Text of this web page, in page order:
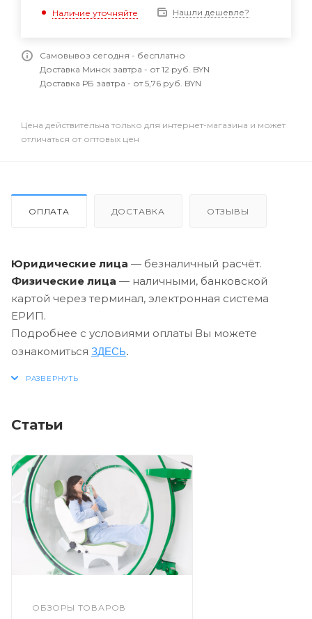
Наличие уточняйте Нашли дешевле?
Самовывоз сегодня - бесплатно
Доставка Минск завтра - от 12 руб. BYN
Доставка РБ завтра - от 5,76 руб. BYN
Цена действительна только для интернет-магазина и может
отличаться от оптовых цен
ОПЛАТА ДОСТАВКА ОТЗЫВЫ
Юридические лица — безналичный расчёт.
Физические лица — наличными, банковской
картой через терминал, электронная система
ЕРИП.
Подробнее с условиями оплаты Вы можете
ознакомиться ЗДЕСЬ.
Статьи
ОБЗОРЫ ТОВАРОВ